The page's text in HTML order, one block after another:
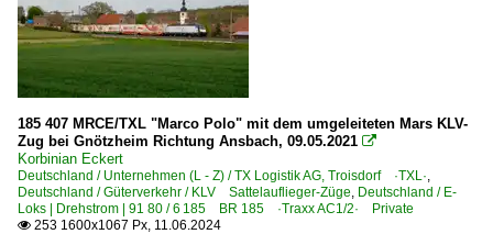
185 407 MRCE/TXL "Marco Polo" mit dem umgeleiteten Mars KLV-
Zug bei Gnötzheim Richtung Ansbach, 09.05.2021 
Korbinian Eckert
Deutschland / Unternehmen (L - Z) / TX Logistik AG, Troisdorf ·TXL·
Deutschland / Güterverkehr / KLV Sattelauflieger-Züge Deutschland / E-
Loks | Drehstrom | 91 80 / 6 185 BR 185 ·Traxx AC1/2· Private
 253 1600x1067 Px, 11.06.2024